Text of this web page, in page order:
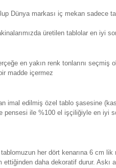
Dünya markası iç mekan sadece
üretilen tablolar en iyi
en yakın renk tonlarını seçmiş
madde içermez
imal edilmiş özel tablo şasesine
ile %100 el işçiliğiyle en iyi
her dört kenarına 6 cm
daha dekoratif durur. Askı